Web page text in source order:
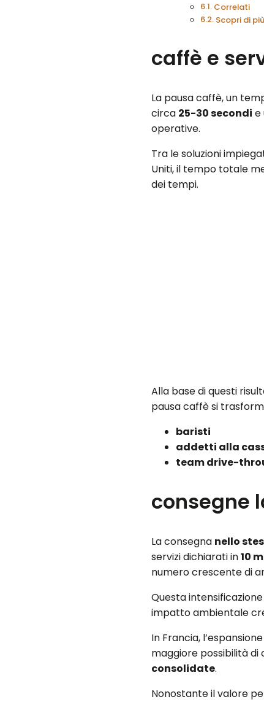
Correlati
Scopri di
caffè e
La pausa caffè, un
circa 25-30 secondi e
operative.
Tra le soluzioni
Uniti, il tempo totale
dei tempi.
Alla base di questi
pausa caffè si
baristi
addetti alla
team drive-
consegne
La consegna nello
servizi dichiarati in10
numero crescente di
Questa
impatto ambientale
In Francia,
maggiore possibilità
consolidate.
Nonostante il valore